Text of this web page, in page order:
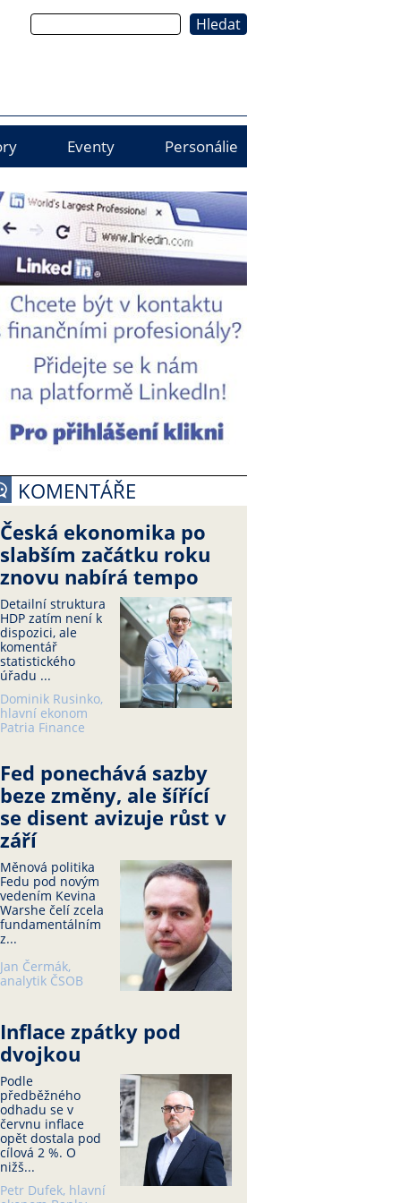
Hledat
Eventy Personálie
KOMENTÁŘE
Česká ekonomika po
slabším začátku roku
znovu nabírá tempo
Detailní struktura
HDP zatím není k
dispozici, ale
komentář
statistického
úřadu ...
Dominik Rusinko,
hlavní ekonom
Patria Finance
Fed ponechává sazby
beze změny, ale šířící
se disent avizuje růst v
září
Měnová politika
Fedu pod novým
vedením Kevina
Warshe čelí zcela
fundamentálním
z...
Jan Čermák,
analytik ČSOB
Inflace zpátky pod
dvojkou
Podle
předběžného
odhadu se v
červnu inflace
opět dostala pod
cílová 2 %. O
nižš...
Petr Dufek, hlavní